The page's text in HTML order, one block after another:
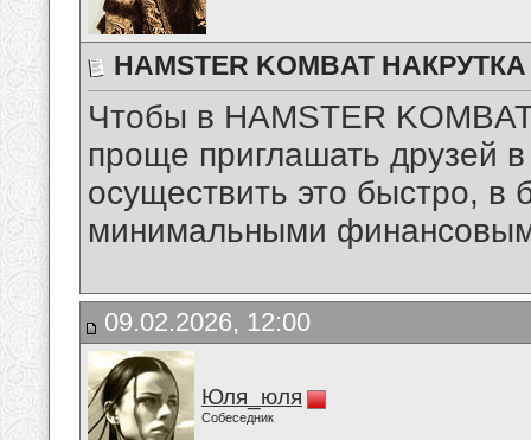
HAMSTER KOMBAT НАКРУТКА
Чтобы в HAMSTER
проще приглашать друзей
осуществить это быстро, в
минимальными
09.02.2026, 12:00
Юля_юля
Собеседник